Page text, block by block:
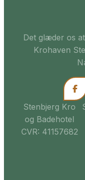
Det glæder os
Krohaven
Stenbjerg Kro
og Badehotel
CVR: 41157682